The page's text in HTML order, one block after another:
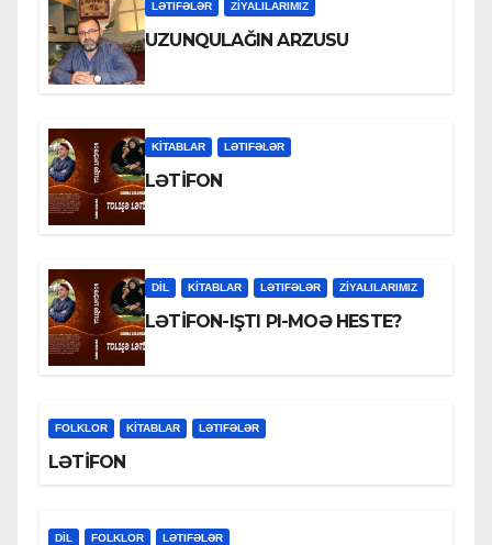
LƏTIFƏLƏR ZİYALILARIMIZ
UZUNQULAĞIN ARZUSU
KİTABLAR LƏTIFƏLƏR
LƏTİFON
DİL KİTABLAR LƏTIFƏLƏR ZİYALILARIMIZ
LƏTİFON-IŞTI PI-MOƏ HESTE?
FOLKLOR KİTABLAR LƏTIFƏLƏR
LƏTİFON
DİL FOLKLOR LƏTIFƏLƏR